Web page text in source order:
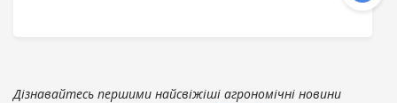
Дізнавайтесь першими найсвіжіші агрономічні новини